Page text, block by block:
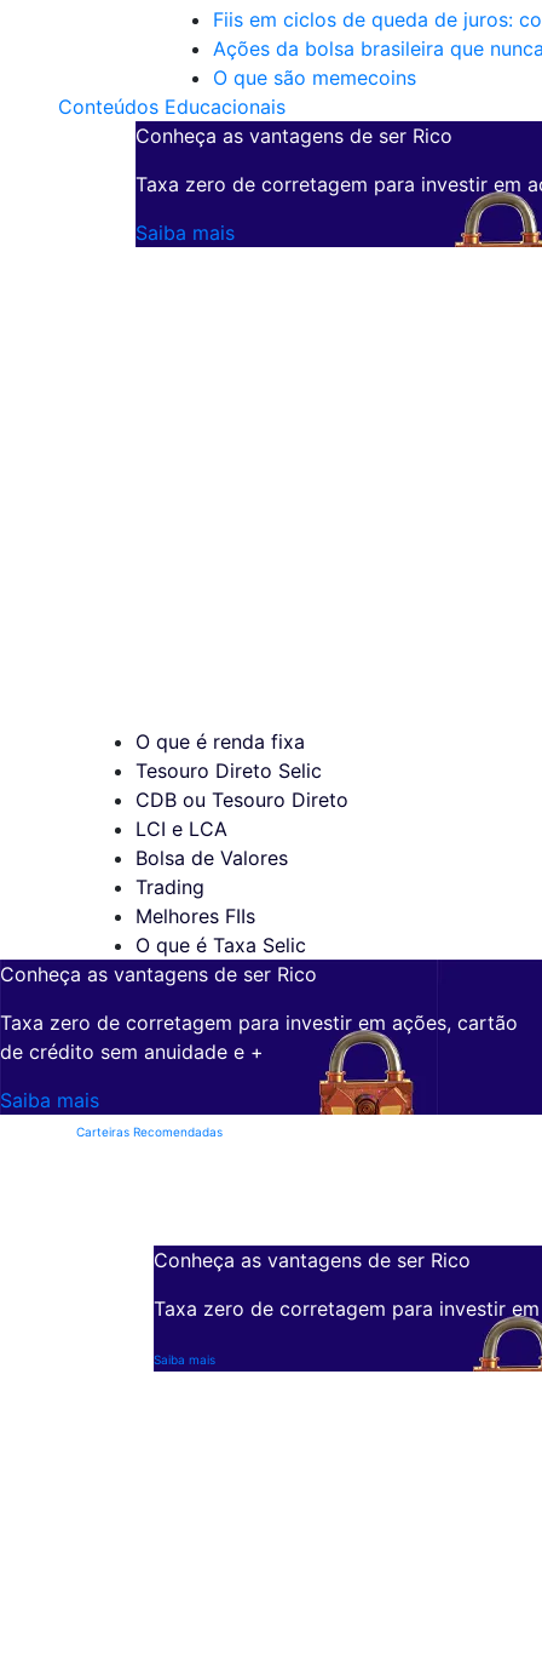
Fiis em ciclos de queda de juros:
Ações da bolsa brasileira que
O que são memecoins
Conteúdos Educacionais
Conheça as vantagens de ser Rico
Taxa zero de corretagem para investir em
Saiba mais
O que é renda fixa
Tesouro Direto Selic
CDB ou Tesouro Direto
LCI e LCA
Bolsa de Valores
Trading
Melhores FIIs
O que é Taxa Selic
Conheça as vantagens de ser Rico
Taxa zero de corretagem para investir em ações, cartão
de crédito sem anuidade e +
Saiba mais
Carteiras Recomendadas
Conheça as vantagens de ser Rico
Taxa zero de corretagem para investir
Saiba mais